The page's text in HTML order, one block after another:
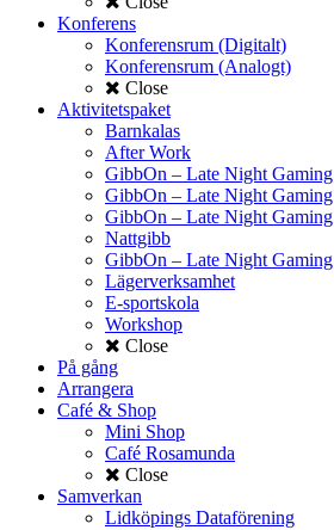
Konferens
Konferensrum (Digitalt)
Konferensrum (Analogt)
Close
Aktivitetspaket
Barnkalas
After Work
GibbOn – Late Night Gaming
GibbOn – Late Night Gaming
GibbOn – Late Night Gaming
Nattgibb
GibbOn – Late Night Gaming
Lägerverksamhet
E-sportskola
Workshop
Close
På gång
Arrangera
Café & Shop
Mini Shop
Café Rosamunda
Close
Samverkan
Lidköpings Dataförening